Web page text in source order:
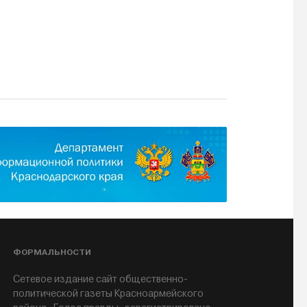
ФОРМАЛЬНОСТИ
Сетевое издание сайт общественно-
политической газеты Красноармейского